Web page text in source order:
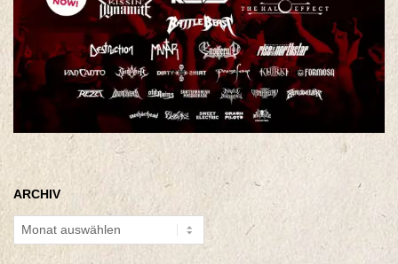
ARCHIV
Archiv